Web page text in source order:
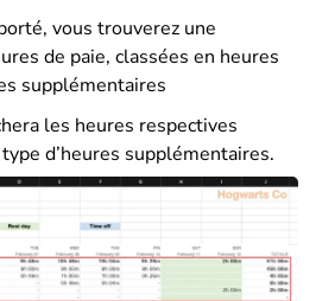
vous trouverez une
de paie, classées en heures
supplémentaires
les heures respectives
d’heures supplémentaires.